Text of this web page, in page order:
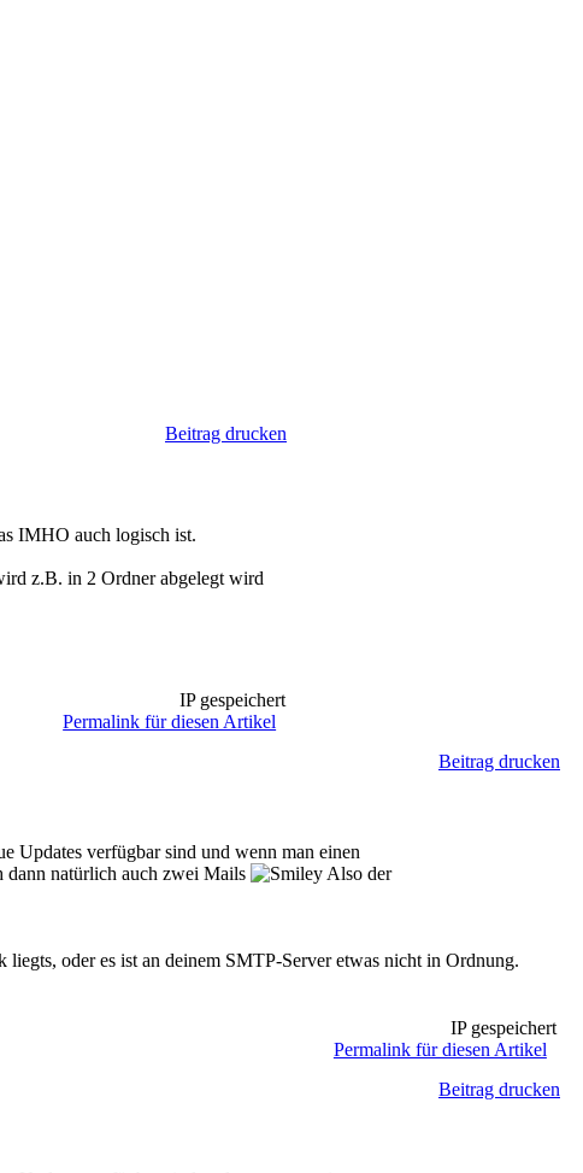
Beitrag drucken
IMHO auch logisch ist.
z.B. in 2 Ordner abgelegt wird
IP gespeichert
Permalink für diesen Artikel
Beitrag drucken
Updates verfügbar sind und wenn man einen
dann natürlich auch zwei Mails
Also der
oder es ist an deinem SMTP-Server etwas nicht in Ordnung.
IP gespeichert
Permalink für diesen Artikel
Beitrag drucken